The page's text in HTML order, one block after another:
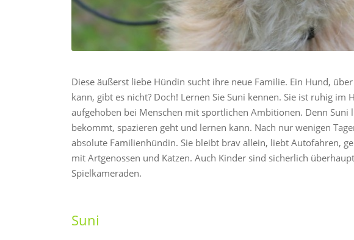
Diese äußerst liebe Hündin sucht ihre neue Familie. Ein Hund,
kann, gibt es nicht? Doch! Lernen Sie Suni kennen. Sie ist ruhig im
aufgehoben bei Menschen mit sportlichen Ambitionen. Denn Suni
bekommt, spazieren geht und lernen kann. Nach nur wenigen
absolute Familienhündin. Sie bleibt brav allein, liebt Autofahren,
mit Artgenossen und Katzen. Auch Kinder sind sicherlich
Spielkameraden.
Suni